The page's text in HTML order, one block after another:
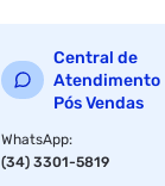
Central de
Atendimento
Pós Vendas
WhatsApp:
(34) 3301-5819